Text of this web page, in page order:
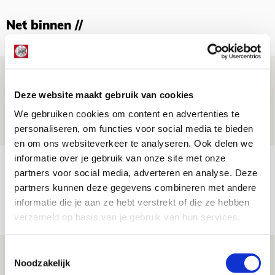
Deze website maakt gebruik van cookies
We gebruiken cookies om content en advertenties te
personaliseren, om functies voor social media te bieden
en om ons websiteverkeer te analyseren. Ook delen we
informatie over je gebruik van onze site met onze
partners voor social media, adverteren en analyse. Deze
partners kunnen deze gegevens combineren met andere
informatie die je aan ze hebt verstrekt of die ze hebben
verzameld op basis van je gebruik van hun services.
Noodzakelijk
Net binnen //
Ajax - Shelbourne
06 AUGUSTUS 2026 - 09:33
NIEUWS
Ter Stegen over uitdagingen en
leidersrol bij Ajax
05 AUGUSTUS 2026 - 20:00
NIEUWS
Míchels elf: zie jij al rol voor